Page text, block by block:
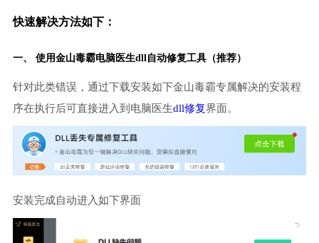
快速解决方法如下：
一、 使用金山毒霸电脑医生dll自动修复工具（推荐）
针对此类错误，通过下载安装如下金山毒霸专属解决的安装程
序在执行后可直接进入到电脑医生dll修复界面。
安装完成自动进入如下界面